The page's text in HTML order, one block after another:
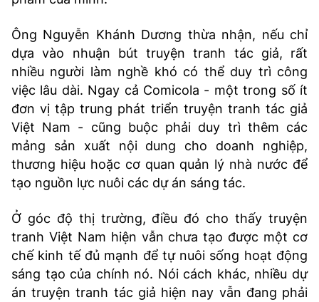
Ông Nguyễn Khánh Dương thừa nhận, nếu chỉ
dựa vào nhuận bút truyện tranh tác giả, rất
nhiều người làm nghề khó có thể duy trì công
việc lâu dài. Ngay cả Comicola - một trong số ít
đơn vị tập trung phát triển truyện tranh tác giả
Việt Nam - cũng buộc phải duy trì thêm các
mảng sản xuất nội dung cho doanh nghiệp,
thương hiệu hoặc cơ quan quản lý nhà nước để
tạo nguồn lực nuôi các dự án sáng tác.
Ở góc độ thị trường, điều đó cho thấy truyện
tranh Việt Nam hiện vẫn chưa tạo được một cơ
chế kinh tế đủ mạnh để tự nuôi sống hoạt động
sáng tạo của chính nó. Nói cách khác, nhiều dự
án truyện tranh tác giả hiện nay vẫn đang phải